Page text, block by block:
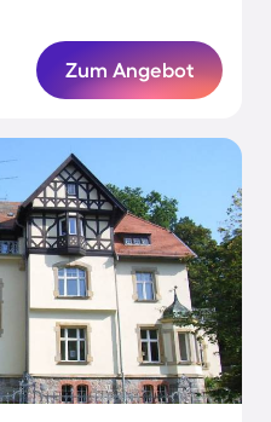
Zum Angebot